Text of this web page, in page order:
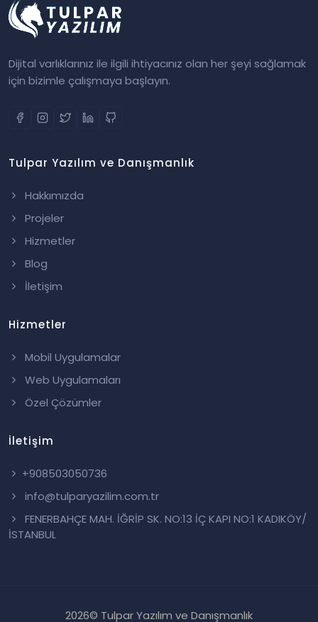
Dijital varlıklarınız ile ilgili ihtiyacınız olan her şeyi sağlamak
için bizimle çalışmaya başlayın.
Tulpar Yazılım ve Danışmanlık
Hakkımızda
Projeler
Hizmetler
Blog
İletişim
Hizmetler
Mobil Uygulamalar
Web Uygulamaları
Özel Çözümler
İletişim
+908503050736
info@tulparyazilim.com.tr
FENERBAHÇE MAH. İĞRİP SK. NO:13 İÇ KAPI NO:1 KADIKÖY/
İSTANBUL
2026© Tulpar Yazılım ve Danışmanlık